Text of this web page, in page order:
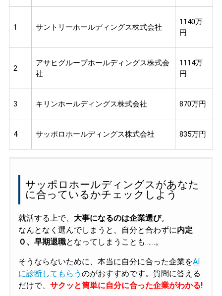
1 サントリーホールディングス株式会社
1140万
円
2
アサヒグループホールディングス株式会
社
1114万
円
3 キリンホールディングス株式会社 870万円
4 サッポロホールディングス株式会社 835万円
サッポロホールディングスがあなた
に合っているかチェックしよう
就活する上で、 大事になるのは企業選び。
なんとなく選んでしまうと、自分と合わずに内定
０、早期退職となってしまうことも……。
そうならないために、本当に自分に合った企業をAI
に診断してもらう のがおすすめです。質問に答える
だけで、 サクッと簡単に自分に合った企業がわかる!